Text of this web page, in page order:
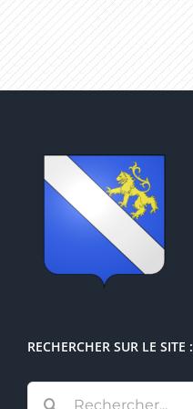
RECHERCHER SUR LE SITE :